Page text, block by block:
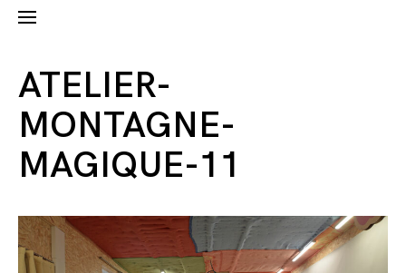
ATELIER-
MONTAGNE-
MAGIQUE-11